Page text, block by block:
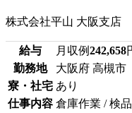
株式会社平山 大阪支店
給与 月収例242,658
勤務地
大阪府 高槻市
寮・社宅 あり
仕事内容 倉庫作業 / 検